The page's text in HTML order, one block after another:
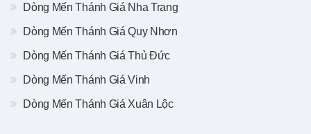
Dòng Mến Thánh Giá Nha Trang
Dòng Mến Thánh Giá Quy Nhơn
Dòng Mến Thánh Giá Thủ Đức
Dòng Mến Thánh Giá Vinh
Dòng Mến Thánh Giá Xuân Lộc